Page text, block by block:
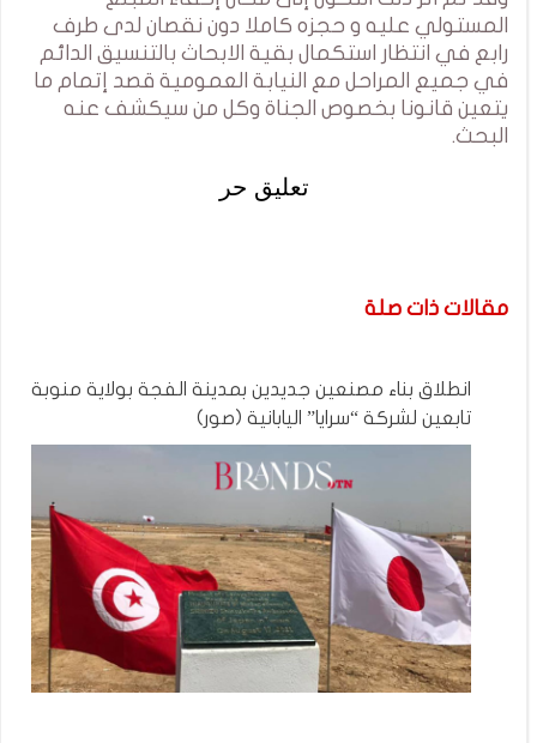
المستولي عليه و حجزه كاملا دون نقصان لدى طرف
رابع في انتظار استكمال بقية الابحاث بالتنسيق الدائم
في جميع المراحل مع النيابة العمومية قصد إتمام ما
يتعين قانونا بخصوص الجناة وكل من سيكشف عنه
البحث.
تعليق حر
مقالات ذات صلة
انطلاق بناء مصنعين جديدين بمدينة الفجة بولاية منوبة
تابعين لشركة “سرايا” اليابانية (صور)